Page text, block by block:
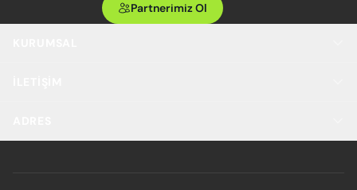
Partnerimiz Ol